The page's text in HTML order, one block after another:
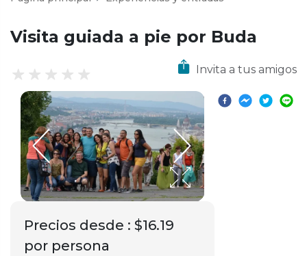
Visita guiada a pie por Buda
Invita a tus amigos
Precios desde : $16.19
por persona